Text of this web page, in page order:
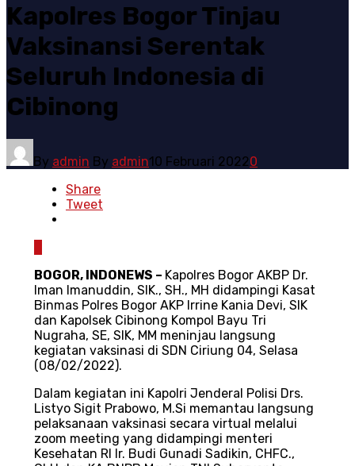
Kapolres Bogor Tinjau
Vaksinansi Serentak
Seluruh Indonesia di
Cibinong
By admin By admin10 Februari 20220
Share
Tweet
BOGOR, INDONEWS – Kapolres Bogor AKBP Dr.
Iman Imanuddin, SIK., SH., MH didampingi Kasat
Binmas Polres Bogor AKP Irrine Kania Devi, SIK
dan Kapolsek Cibinong Kompol Bayu Tri
Nugraha, SE, SIK, MM meninjau langsung
kegiatan vaksinasi di SDN Ciriung 04, Selasa
(08/02/2022).
Dalam kegiatan ini Kapolri Jenderal Polisi Drs.
Listyo Sigit Prabowo, M.Si memantau langsung
pelaksanaan vaksinasi secara virtual melalui
zoom meeting yang didampingi menteri
Kesehatan RI Ir. Budi Gunadi Sadikin, CHFC.,